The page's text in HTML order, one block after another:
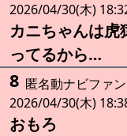
2026/04/30(木)
カニちゃんは
ってるから…
8 匿名動ナビファン
2026/04/30(木)
おもろ